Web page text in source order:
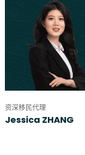
资深移民代理
Jessica ZHANG